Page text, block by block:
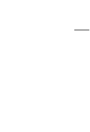
—–